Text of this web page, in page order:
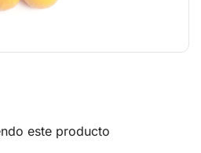
este producto